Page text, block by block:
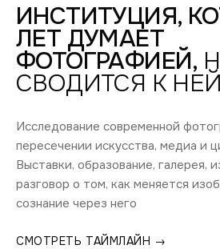
ИНСТИТУЦИЯ,
ЛЕТ ДУМАЕТ
ФОТОГРАФИЕЙ,
СВОДИТСЯ К НЕЙ
Исследование современной
пересечении искусства, медиа и
Выставки, образование, галерея,
разговор о том, как меняется
сознание через него
СМОТРЕТЬ ТАЙМЛАЙН →